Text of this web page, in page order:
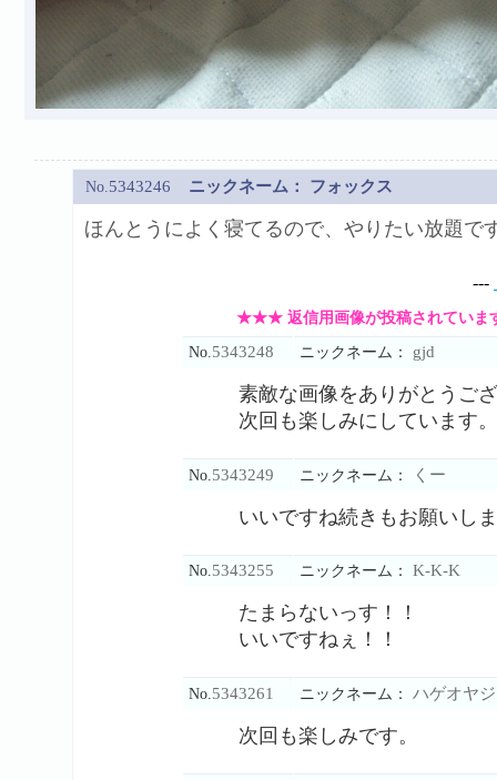
No. 5343246 ニックネーム： フォックス
ほんとうによく寝てるので、やりたい放題で
---
★★★ 返信用画像が投稿されていま
No. 5343248 ニックネーム： gjd
素敵な画像をありがとうご
次回も楽しみにしています。
No. 5343249 ニックネーム： くー
いいですね続きもお願いし
No. 5343255 ニックネーム： K-K-K
たまらないっす！！
いいですねぇ！！
No. 5343261 ニックネーム： ハゲオヤジ
次回も楽しみです。